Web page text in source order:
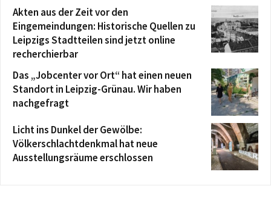
Akten aus der Zeit vor den
Eingemeindungen: Historische Quellen zu
Leipzigs Stadtteilen sind jetzt online
recherchierbar
Das „Jobcenter vor Ort“ hat einen neuen
Standort in Leipzig-Grünau. Wir haben
nachgefragt
Licht ins Dunkel der Gewölbe:
Völkerschlachtdenkmal hat neue
Ausstellungsräume erschlossen